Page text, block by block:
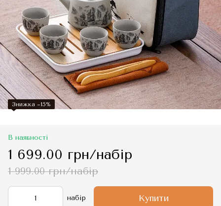
Знижка −15%
В наявності
1 699.00 грн/набір
1 999.00 грн/набір
набір Купити